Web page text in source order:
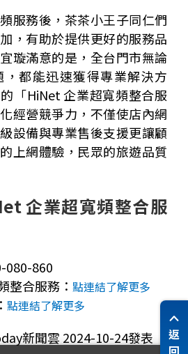
服務後，茶茶小王子同仁們
，有助於提供更好的服務品
璇滿意的是，全台門市無論
都能迅速獲得專業解決方
「HiNet 企業超寬頻整合服
經營競爭力，不僅使店內網
設備與專業售後支援更讓顧
上網體驗，民眾的旅遊品質
企業超寬頻整合服
080-860
整合服務：點連結了解更多
點連結了解更多
新聞雲 2024-10-24發表
返
回